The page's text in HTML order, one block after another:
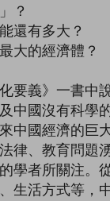
？
還有多大？
大的經濟體？
要義》一書中
中國沒有科學
中國經濟的巨
律、教育問題
學者所關注。
生活方式等，